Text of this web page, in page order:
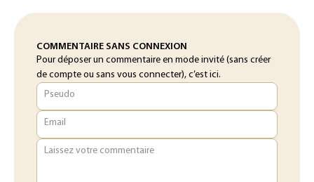
COMMENTAIRE SANS CONNEXION
Pour déposer un commentaire en mode invité (sans créer
de compte ou sans vous connecter), c’est ici.
Pseudo
Email
Laissez votre commentaire